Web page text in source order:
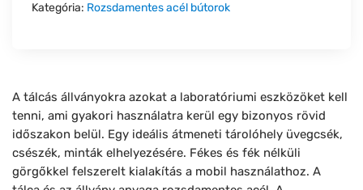
Kategória: Rozsdamentes acél bútorok
A tálcás állványokra azokat a laboratóriumi eszközöket kell
tenni, ami gyakori használatra kerül egy bizonyos rövid
időszakon belül. Egy ideális átmeneti tárolóhely üvegcsék,
csészék, minták elhelyezésére. Fékes és fék nélküli
görgőkkel felszerelt kialakítás a mobil használathoz. A